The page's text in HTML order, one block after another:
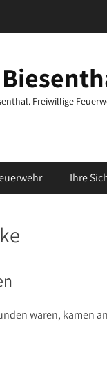
Freiwillige
Ihre
waren, kamen